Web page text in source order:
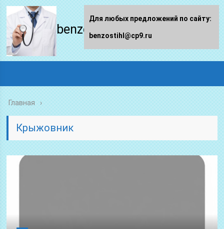
benzostihl.ru
Главная
Крыжовник
Для любых предложений по сайту:
benzostihl@cp9.ru